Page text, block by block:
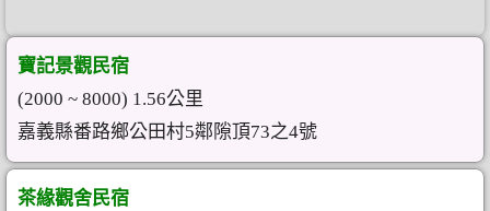
寶記景觀民宿
(2000 ~ 8000) 1.56公里
嘉義縣番路鄉公田村5鄰隙頂73之4號
茶緣觀舍民宿